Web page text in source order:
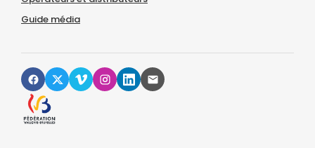
Guide média